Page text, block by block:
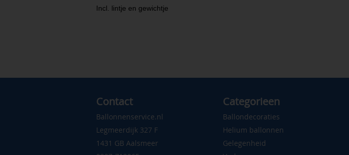
Incl. lintje en gewichtje
Contact
Ballonnenservice.nl
Legmeerdijk 327 F
1431 GB Aalsmeer
Categorieen
Ballondecoraties
Helium ballonnen
Gelegenheid